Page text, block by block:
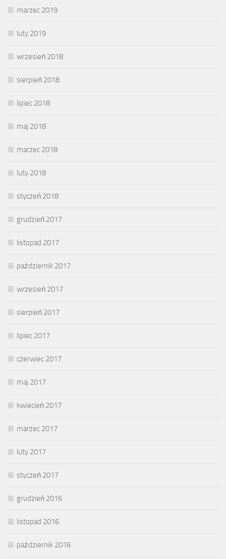
marzec 2019
luty 2019
wrzesień 2018
sierpień 2018
lipiec 2018
maj 2018
marzec 2018
luty 2018
styczeń 2018
grudzień 2017
listopad 2017
październik 2017
wrzesień 2017
sierpień 2017
lipiec 2017
czerwiec 2017
maj 2017
kwiecień 2017
marzec 2017
luty 2017
styczeń 2017
grudzień 2016
listopad 2016
październik 2016